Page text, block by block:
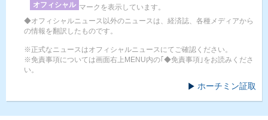
オフィシャル マークを表示しています。
◆オフィシャルニュース以外のニュースは、経済誌、各種メディアから
の情報を翻訳したものです。
※正式なニュースはオフィシャルニュースにてご確認ください。
※免責事項については画面右上MENU内の｢◆免責事項｣をお読みくださ
い。
ホーチミン証取